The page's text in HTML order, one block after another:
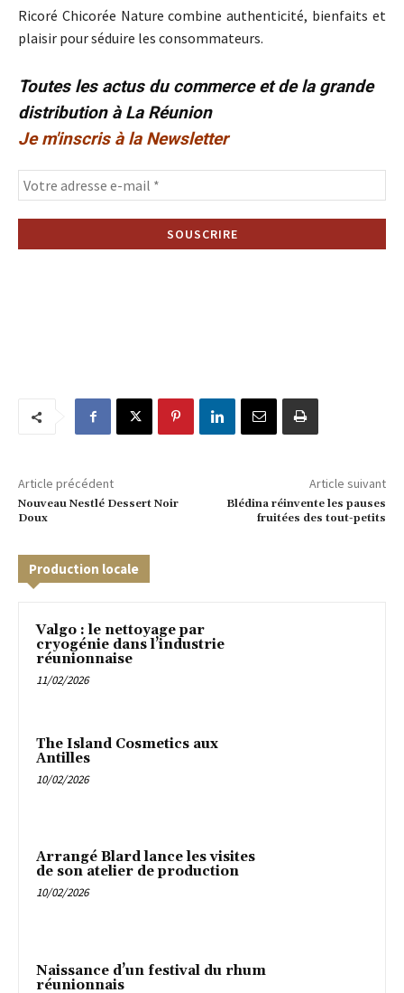
Ricoré Chicorée Nature combine authenticité, bienfaits et
plaisir pour séduire les consommateurs.
Toutes les actus du commerce et de la grande
distribution à La Réunion
Je m'inscris à la Newsletter
Article précédent
Nouveau Nestlé Dessert Noir
Doux
Article suivant
Blédina réinvente les pauses
fruitées des tout-petits
Production locale
Valgo : le nettoyage par
cryogénie dans l’industrie
réunionnaise
11/02/2026
The Island Cosmetics aux
Antilles
10/02/2026
Arrangé Blard lance les visites
de son atelier de production
10/02/2026
Naissance d’un festival du rhum
réunionnais